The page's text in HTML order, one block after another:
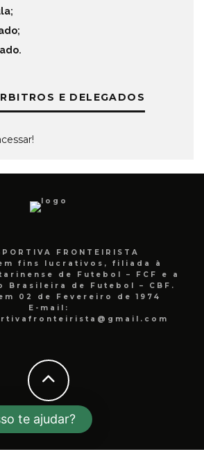
;
;
.
E DELEGADOS
FRONTEIRISTA
fins lucrativos, filiada à
de Futebol – FCF e a
Brasileira de Futebol – CBF.
02 de Fevereiro de 1974
E-mail:
te ajudar?